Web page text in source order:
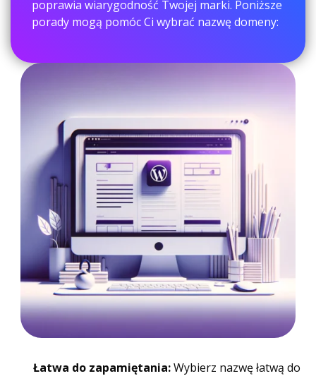
poprawia wiarygodność Twojej marki. Poniższe
porady mogą pomóc Ci wybrać nazwę domeny:
Łatwa do zapamiętania:Wybierz nazwę łatwą do